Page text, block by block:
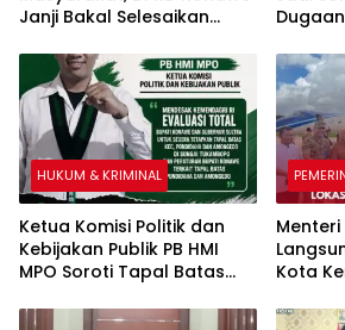
Janji Bakal Selesaikan
Berpolemik Selama 17
Tahun
HUKUM & KRIMINAL
Ketua Komisi Politik dan
Kebijakan Publik PB HMI
MPO Soroti Tapal Batas
Wilayah Adat Pondidaha
Kota